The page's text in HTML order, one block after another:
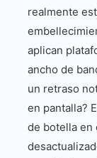
realmente
aplican
ancho de
un retraso
en pantalla?
de botella en